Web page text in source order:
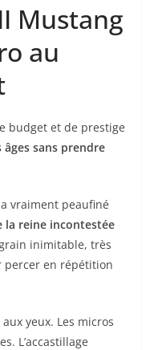
Mustang
au
budget et de prestige
sans prendre
vraiment peaufiné
la reine incontestée
inimitable, très
percer en répétition
yeux. Les micros
L’accastillage